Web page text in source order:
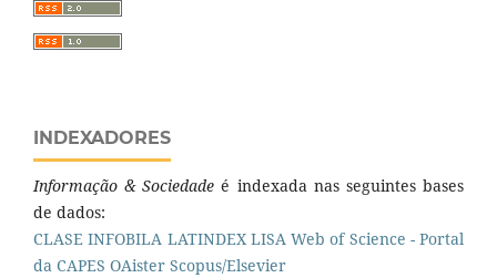
INDEXADORES
Informação & Sociedadeé indexada nas seguintes bases
de dados:
CLASE INFOBILA LATINDEX LISA Web of Science - Portal
da CAPES OAister Scopus/Elsevier